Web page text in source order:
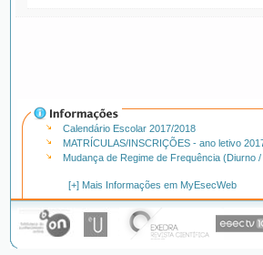
Calendário Escolar 2017/2018
MATRÍCULAS/INSCRIÇÕES - ano letivo
Mudança de Regime de Frequência (Diurno
[+] Mais Informações em MyEsecWeb